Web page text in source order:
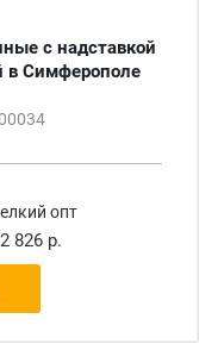
с надставкой
в Симферополе
опт
2 826 р.